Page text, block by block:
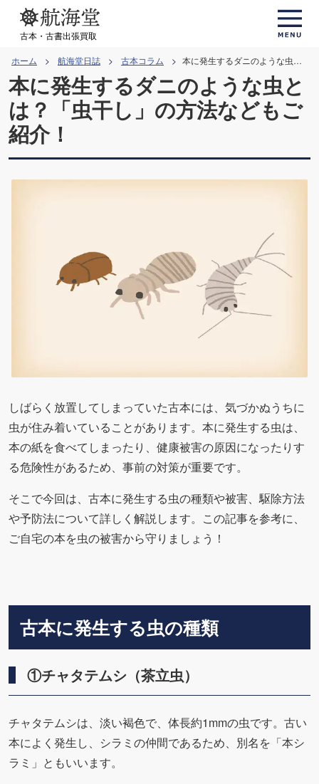
ツ
へ
ス
キ
古本・古書出張買取
ホーム 航海堂日誌 古本コラム 本に発生するダニのような虫とは？「虫干し」の方法などもご紹介！
本に発生するダニのような虫と
は？「虫干し」の方法などもご
紹介！
しばらく放置してしまっていた古本には、気づかぬうちに
虫が住み着いていることがあります。本に発生する虫は、
本の紙を食べてしまったり、健康被害の原因になったりす
る危険性があるため、事前の対策が重要です。
そこで今回は、古本に発生する虫の種類や被害、駆除方法
や予防法について詳しく解説します。この記事を参考に、
ご自宅の本を虫の被害から守りましょう！
古本に発生する虫の種類
①チャタテムシ（茶立虫）
チャタテムシは、淡い褐色で、体長約1mmの虫です。古い
本によく発生し、シラミの仲間であるため、別名を「本シ
ラミ」ともいいます。